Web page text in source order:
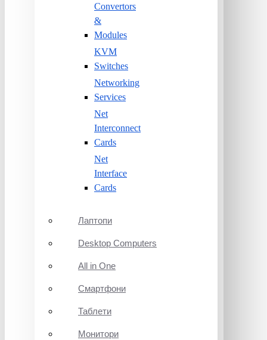
Convertors
&
Modules
KVM
Switches
Networking
Services
Net
Interconnect
Cards
Net
Interface
Cards
Лаптопи
Desktop Computers
All in One
Смартфони
Таблети
Монитори